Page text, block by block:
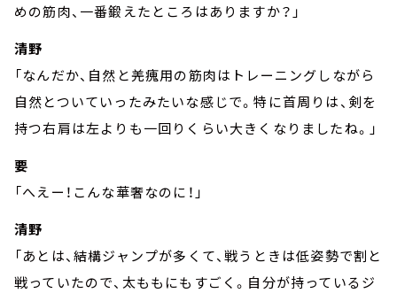
めの筋肉、一番鍛えたところはありますか？」
清野
「なんだか、自然と羌瘣用の筋肉はトレーニングしながら
自然とついていったみたいな感じで。特に首周りは、剣を
持つ右肩は左よりも一回りくらい大きくなりましたね。」
要
「へえー！こんな華奢なのに！」
清野
「あとは、結構ジャンプが多くて、戦うときは低姿勢で割と
戦っていたので、太ももにもすごく。自分が持っているジ